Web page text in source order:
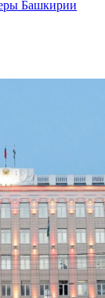
Башкирии